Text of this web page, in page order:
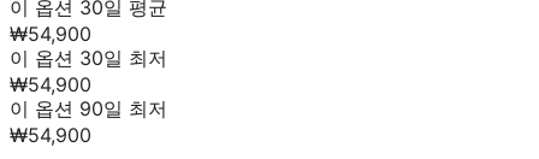
이 옵션 30일 평균
₩54,900
이 옵션 30일 최저
₩54,900
이 옵션 90일 최저
₩54,900